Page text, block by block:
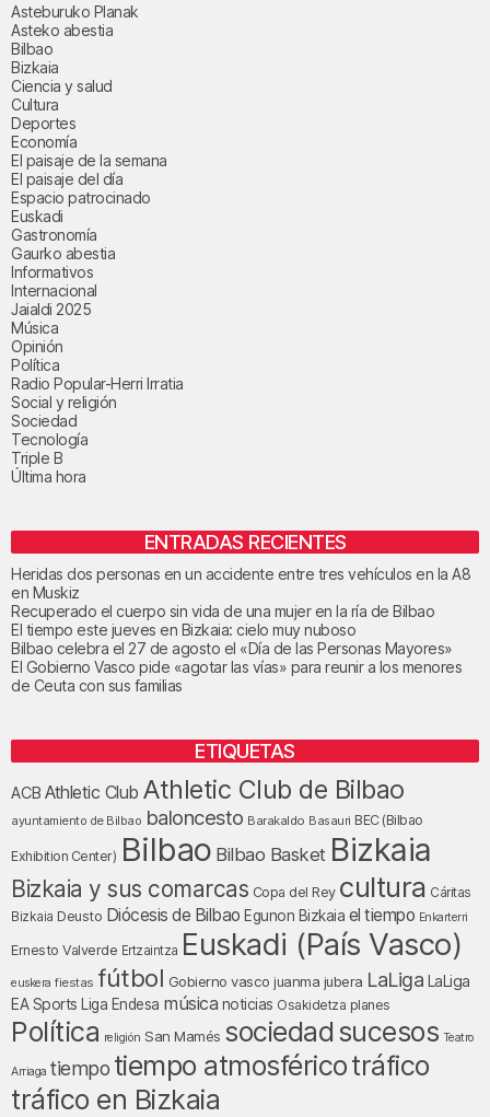
Asteburuko Planak
Asteko abestia
Bilbao
Bizkaia
Ciencia y salud
Cultura
Deportes
Economía
El paisaje de la semana
El paisaje del día
Espacio patrocinado
Euskadi
Gastronomía
Gaurko abestia
Informativos
Internacional
Jaialdi 2025
Música
Opinión
Política
Radio Popular-Herri Irratia
Social y religión
Sociedad
Tecnología
Triple B
Última hora
ENTRADAS RECIENTES
Heridas dos personas en un accidente entre tres vehículos en la A8
en Muskiz
Recuperado el cuerpo sin vida de una mujer en la ría de Bilbao
El tiempo este jueves en Bizkaia: cielo muy nuboso
Bilbao celebra el 27 de agosto el «Día de las Personas Mayores»
El Gobierno Vasco pide «agotar las vías» para reunir a los menores
de Ceuta con sus familias
ETIQUETAS
ACB Athletic Club Athletic Club de Bilbao
ayuntamiento de Bilbao baloncesto Barakaldo Basauri BEC (Bilbao
Exhibition Center) Bilbao Bilbao Basket Bizkaia
Bizkaia y sus comarcas Copa del Rey cultura Cáritas
Bizkaia Deusto Diócesis de Bilbao Egunon Bizkaia el tiempo Enkarterri
Ernesto Valverde Ertzaintza Euskadi (País Vasco)
euskera fiestas fútbol Gobierno vasco juanma jubera LaLiga LaLiga
EA Sports Liga Endesa música noticias Osakidetza planes
Política religión San Mamés sociedad sucesos Teatro
Arriaga tiempo tiempo atmosféricotráfico
tráfico en Bizkaia